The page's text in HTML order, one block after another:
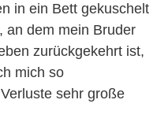
in ein Bett gekuschelt
an dem mein Bruder
zurückgekehrt ist,
mich so
sehr große